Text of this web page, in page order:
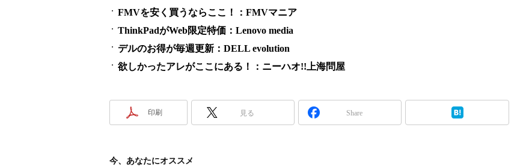
FMVを安く買うならここ！：FMVマニア
ThinkPadがWeb限定特価：Lenovo media
デルのお得が毎週更新：DELL evolution
欲しかったアレがここにある！：ニーハオ!!上海問屋
印刷 見る Share
今、あなたにオススメ